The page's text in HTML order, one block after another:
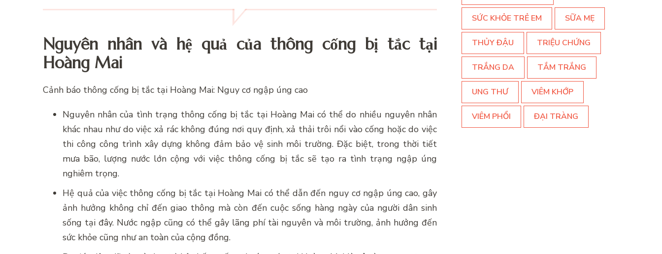
Nguyên nhân và hệ quả của thông cống bị tắc tại
Hoàng Mai
Cảnh báo thông cống bị tắc tại Hoàng Mai: Nguy cơ ngập úng cao
Nguyên nhân của tình trạng thông cống bị tắc tại Hoàng Mai có thể do nhiều nguyên nhân
khác nhau như do việc xả rác không đúng nơi quy định, xả thải trôi nổi vào cống hoặc do việc
thi công công trình xây dựng không đảm bảo vệ sinh môi trường. Đặc biệt, trong thời tiết
mưa bão, lượng nước lớn cộng với việc thông cống bị tắc sẽ tạo ra tình trạng ngập úng
nghiêm trọng.
Hệ quả của việc thông cống bị tắc tại Hoàng Mai có thể dẫn đến nguy cơ ngập úng cao, gây
ảnh hưởng không chỉ đến giao thông mà còn đến cuộc sống hàng ngày của người dân sinh
sống tại đây. Nước ngập cũng có thể gây lãng phí tài nguyên và môi trường, ảnh hưởng đến
sức khỏe cũng như an toàn của cộng đồng.
SỨC KHỎE TRẺ EM SỮA MẸ
THỦY ĐẬU TRIỆU CHỨNG
TRẮNG DA TẮM TRẮNG
UNG THƯ VIÊM KHỚP
VIÊM PHỔI ĐẠI TRÀNG